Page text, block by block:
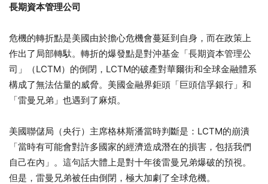
長期資本管理公司
危機的轉折點是美國由於擔心危機會蔓延到自身，而在政策上
作出了局部轉馱。轉折的爆發點是對沖基金「長期資本管理公
司」（LCTM）的倒閉，LCTM的破產對華爾街和全球金融體系
構成了無法估量的威脅。美國金融界鉅頭「巨頭信孚銀行」和
「雷曼兄弟」也遇到了麻煩。
美國聯儲局（央行）主席格林斯潘當時判斷是：LCTM的崩潰
「當時有可能會對許多國家的經濟造成潛在的損害，包括我們
自己在內」。這句話大體上是對十年後雷曼兄弟爆破的預視。
但是，雷曼兄弟被任由倒閉，極大加劇了全球危機。